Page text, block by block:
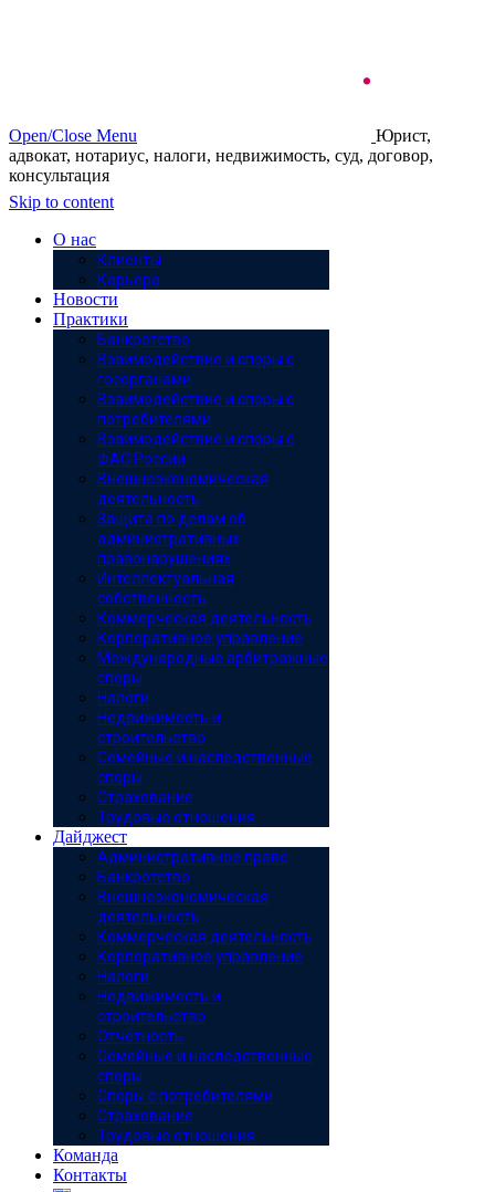
Open/Close Menu
Юрист,
адвокат, нотариус, налоги, недвижимость, суд, договор,
консультация
Skip to content
О нас
Клиенты
Карьера
Новости
Практики
Банкротство
Взаимодействие и споры с
госорганами
Взаимодействие и споры с
потребителями
Взаимодействие и споры с
ФАС России
Внешнеэкономическая
деятельность
Защита по делам об
административных
правонарушениях
Интеллектуальная
собственность
Коммерческая деятельность
Корпоративное управление
Международные арбитражные
споры
Налоги
Недвижимость и
строительство
Семейные и наследственные
споры
Страхование
Трудовые отношения
Дайджест
Административное право
Банкротство
Внешнеэкономическая
деятельность
Коммерческая деятельность
Корпоративное управление
Налоги
Недвижимость и
строительство
Отчётность
Семейные и наследственные
споры
Споры с потребителями
Страхование
Трудовые отношения
Команда
Контакты